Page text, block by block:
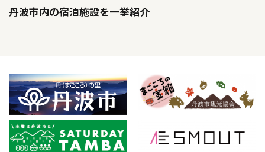
丹波市内の宿泊施設を一挙紹介